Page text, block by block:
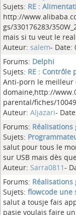
Sujets: RE :
http://
gs/330176283/
mais si tu veut le
Auteur: salem- Date:
Forums: Delphi
Sujets: RE : Contrôle
Anti-porn le meilleur
domaine,http://
parental/fiches/
Auteur: Aljazari-
Forums: Réalisations
Sujets:
salut pour tous le
sur USB mais dès
Auteur: Sarra0811-
Forums: Réalisations
Sujets: flowcode une
salut a tousje fais
pasje voulais faire